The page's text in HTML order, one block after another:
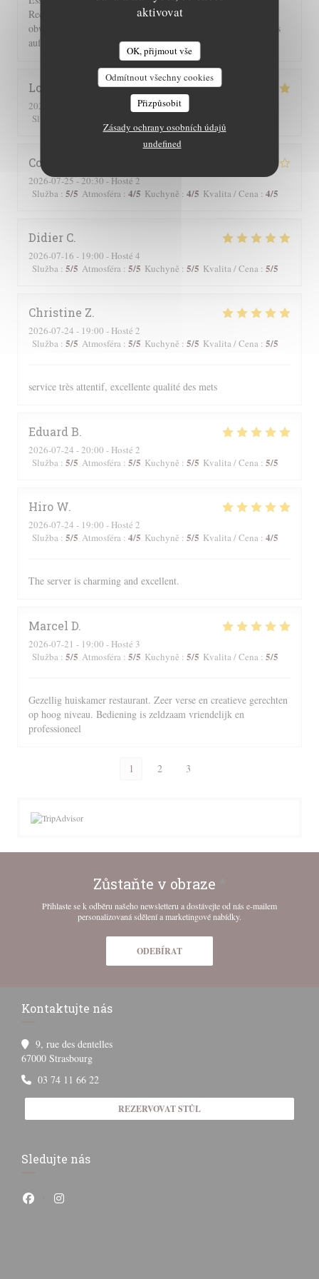
aktivovat
OK, přijmout vše
Odmítnout všechny cookies
Přizpůsobit
Zásady ochrany osobních údajů
undefined
Rechnung 2 Flaschen Wein und 2 Flaschen Sprudel berechnet,
obwohl wir nur eine hatten. Einer guten Servicekraft muss das
auffallen!!!
Lorraine
2026-07-25
- 13:00 - Hosté 2
Služba
Corinne
2026-07-25- 20:30 - Hosté 2
Služba : 5/5 Atmosféra : 4/5 Kuchyně : 4/5 Kvalita / Cena : 4/5
Didier C
2026-07-16 - 19:00 - Hosté 4
Služba : 5/5 Atmosféra : 5/5 Kuchyně : 5/5 Kvalita / Cena : 5/5
Christine Z
2026-07-24 - 19:00 - Hosté 2
Služba : 5/5 Atmosféra : 5/5 Kuchyně : 5/5 Kvalita / Cena : 5/5
service très attentif, excellente qualité des mets
Eduard B
2026-07-24 - 20:00 - Hosté 2
Služba : 5/5 Atmosféra : 5/5 Kuchyně : 5/5 Kvalita / Cena : 5/5
Hiro W
2026-07-24 - 19:00 - Hosté 2
Služba : 5/5 Atmosféra : 4/5 Kuchyně : 5/5 Kvalita / Cena : 4/5
The server is charming and excellent.
Marcel D
2026-07-21 - 19:00 - Hosté 3
Služba : 5/5 Atmosféra : 5/5 Kuchyně : 5/5 Kvalita / Cena : 5/5
Gezellig huiskamer restaurant. Zeer verse en creatieve gerechten
op hoog niveau. Bediening is zeldzaam vriendelijk en
professioneel
1 2 3
Zůstaňte v obraze
Přihlaste se k odběru našeho newsletteru a dostávejte od nás e-mailem
personalizovaná sdělení a marketingové nabídky.
ODEBÍRAT
Kontaktujte nás
9, rue des dentelles
67000 Strasbourg((otevře se v novém okně))
03 74 11 66 22
REZERVOVAT STŮL
Sledujte nás
Facebook ((otevře se v novém okně))
Instagram ((otevře se v novém okně))